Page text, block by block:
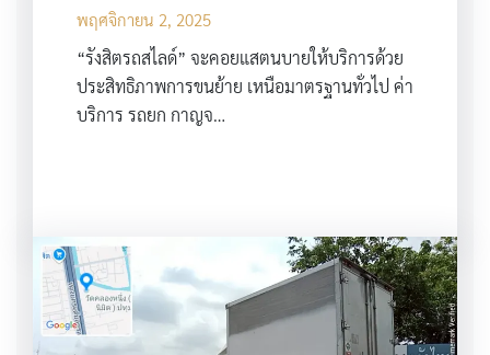
พฤศจิกายน 2, 2025
“รังสิตรถสไลด์” จะคอยแสตนบายให้บริการด้วย
ประสิทธิภาพการขนย้าย เหนือมาตรฐานทั่วไป ค่า
บริการ รถยก กาญจ…